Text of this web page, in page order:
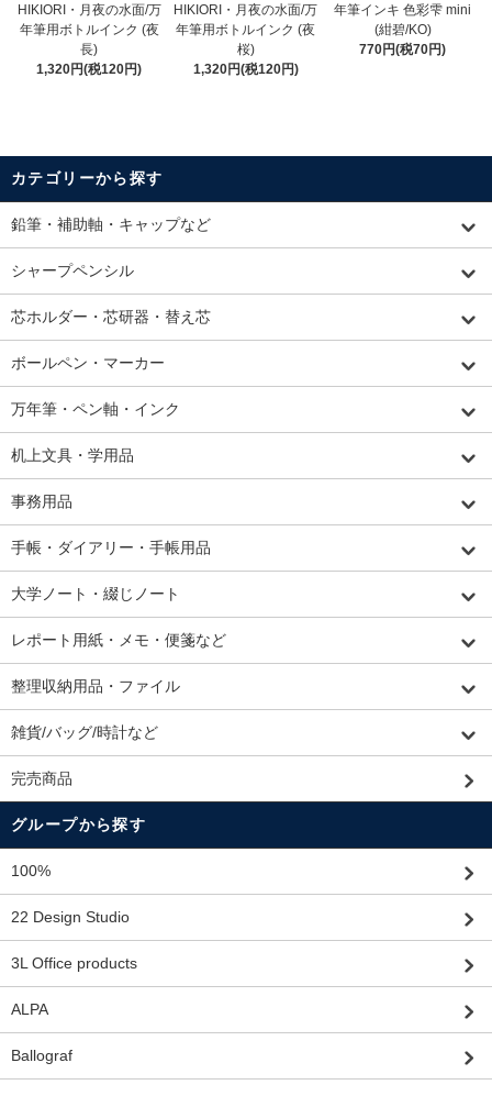
HIKIORI・月夜の水面/万
年筆用ボトルインク (夜
長)
1,320円(税120円)
HIKIORI・月夜の水面/万
年筆用ボトルインク (夜
桜)
1,320円(税120円)
年筆インキ 色彩雫 mini
(紺碧/KO)
770円(税70円)
カテゴリーから探す
鉛筆・補助軸・キャップなど
シャープペンシル
芯ホルダー・芯研器・替え芯
ボールペン・マーカー
万年筆・ペン軸・インク
机上文具・学用品
事務用品
手帳・ダイアリー・手帳用品
大学ノート・綴じノート
レポート用紙・メモ・便箋など
整理収納用品・ファイル
雑貨/バッグ/時計など
完売商品
グループから探す
100%
22 Design Studio
3L Office products
ALPA
Ballograf